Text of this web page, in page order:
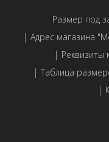
Размер под
Адрес магазина
Реквизиты
Таблица